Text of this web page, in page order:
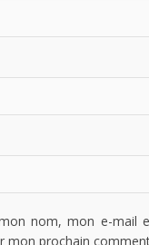
nom, mon e-mail
mon prochain